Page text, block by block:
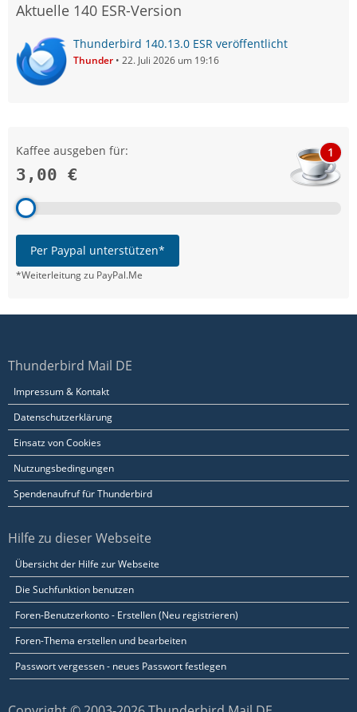
Aktuelle 140 ESR-Version
Thunderbird 140.13.0 ESR veröffentlicht
Thunder 22. Juli 2026 um 19:16
Kaffee ausgeben für:
3,00 €
1
Per Paypal unterstützen*
*Weiterleitung zu PayPal.Me
Thunderbird Mail DE
Impressum & Kontakt
Datenschutzerklärung
Einsatz von Cookies
Nutzungsbedingungen
Spendenaufruf für Thunderbird
Hilfe zu dieser Webseite
Übersicht der Hilfe zur Webseite
Die Suchfunktion benutzen
Foren-Benutzerkonto - Erstellen (Neu registrieren)
Foren-Thema erstellen und bearbeiten
Passwort vergessen - neues Passwort festlegen